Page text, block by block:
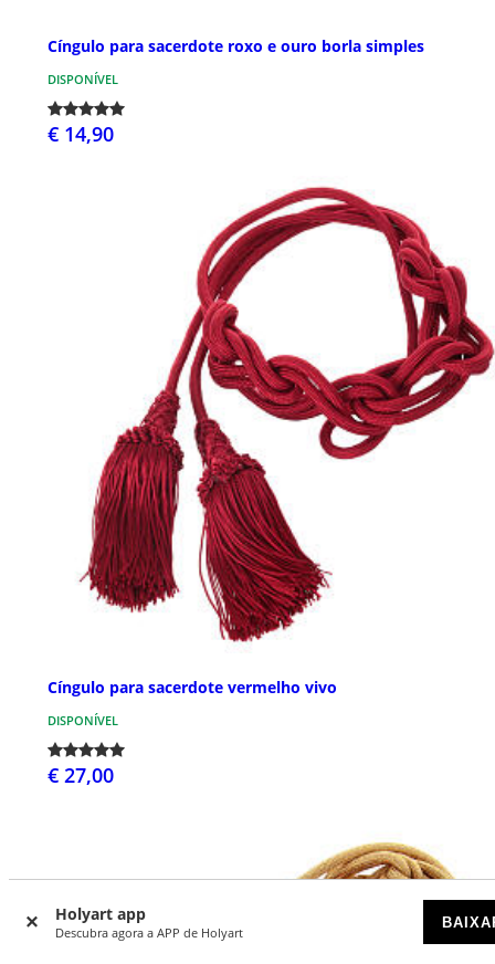
Holyart app
Descubra agora a APP de Holyart
Cíngulo para sacerdote roxo e ouro borla simples
DISPONÍVEL
€ 14,90
Cíngulo para sacerdote vermelho vivo
DISPONÍVEL
€ 27,00